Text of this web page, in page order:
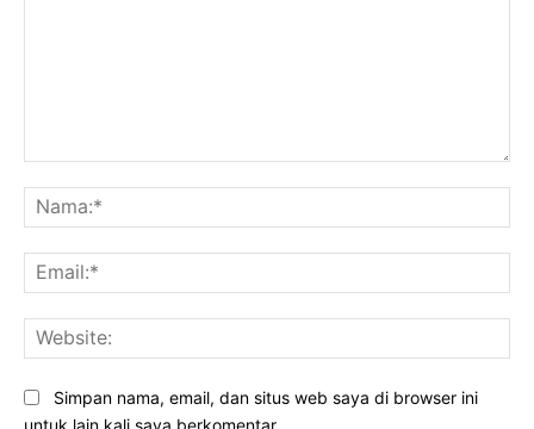
Simpan nama, email, dan situs web saya di browser ini